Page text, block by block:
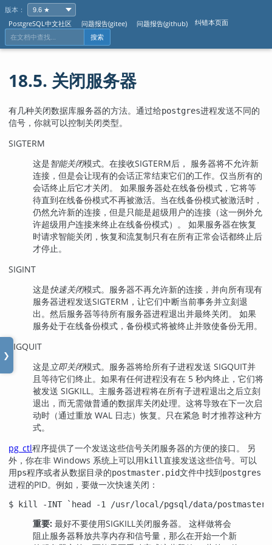
版本：
PostgreSQL中文社区
问题报告(gitee) 问题报告(github) 纠错本页面
搜索
❯
18.5. 关闭服务器
有几种关闭数据库服务器的方法。通过给postgres进程发送不同的
信号，你就可以控制关闭类型。
SIGTERM
这是智能关闭模式。在接收SIGTERM后， 服务器将不允许新
连接，但是会让现有的会话正常结束它们的工作。仅当所有的
会话终止后它才关闭。 如果服务器处在线备份模式，它将等
待直到在线备份模式不再被激活。当在线备份模式被激活时，
仍然允许新的连接，但是只能是超级用户的连接（这一例外允
许超级用户连接来终止在线备份模式）。 如果服务器在恢复
时请求智能关闭，恢复和流复制只有在所有正常会话都终止后
才停止。
SIGINT
这是快速关闭模式。服务器不再允许新的连接，并向所有现有
服务器进程发送SIGTERM ，让它们中断当前事务并立刻退
出。然后服务器等待所有服务器进程退出并最终关闭。 如果
服务处于在线备份模式，备份模式将被终止并致使备份无用。
SIGQUIT
这是 立即关闭模式。服务器将给所有子进程发送 SIGQUIT并
且等待它们终止。如果有任何进程没有在 5 秒内终止，它们将
被发送 SIGKILL 。主服务器进程将在所有子进程退出之后立刻
退出，而无需做普通的数据库关闭处理。这将导致在下一次启
动时（通过重放 WAL 日志）恢复。只在紧急 时才推荐这种方
式。
pg_ctl程序提供了一个发送这些信号关闭服务器的方便的接口。 另
外，你在非 Windows 系统上可以用kill直接发送这些信号。可以
用ps程序或者从数据目录的postmaster.pid文件中找到postgres
进程的PID。例如，要做一次快速关闭：
$ kill -INT `head -1 /usr/local/pgsql/data/
重要: 最好不要使用SIGKILL 关闭服务器。 这样做将会
阻止服务器释放共享内存和信号量，那么在开始一个新